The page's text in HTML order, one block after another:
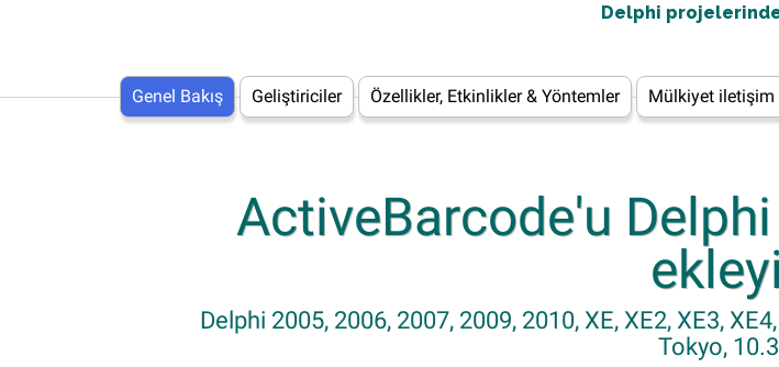
Delphi
Genel Bakış Geliştiriciler Özellikler, Etkinlikler & Yöntemler Mülkiyet iletişim
ActiveBarcode'u
Delphi 2005, 2006, 2007, 2009, 2010, XE, XE2, XE3,
Tokyo,